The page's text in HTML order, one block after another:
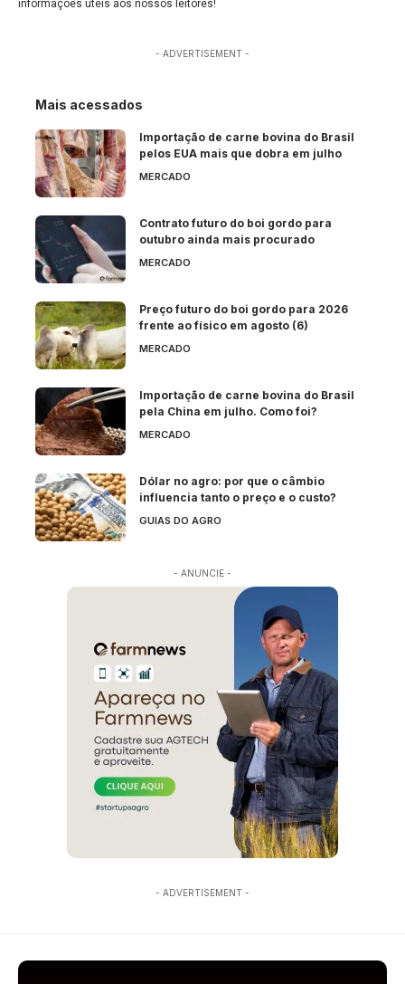
informações úteis aos nossos leitores!
- ADVERTISEMENT -
Mais acessados
Importação de carne bovina do Brasil
pelos EUA mais que dobra em julho
MERCADO
Contrato futuro do boi gordo para
outubro ainda mais procurado
MERCADO
Preço futuro do boi gordo para 2026
frente ao físico em agosto (6)
MERCADO
Importação de carne bovina do Brasil
pela China em julho. Como foi?
MERCADO
Dólar no agro: por que o câmbio
influencia tanto o preço e o custo?
GUIAS DO AGRO
- ANUNCIE -
- ADVERTISEMENT -